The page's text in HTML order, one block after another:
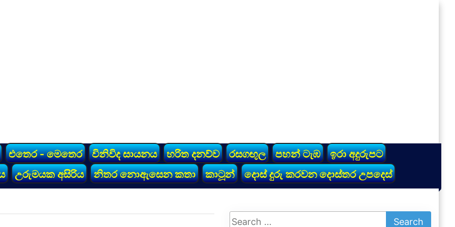
එතෙර - මෙතෙර විනිවිද සායනය හරිත දනව්ව රසගඟුල පහන් ටැඹ
ඉරා අදුරුපට
උරුමයක අසිරිය නිතර නොඇසෙන කතා කාටූන් දොස් දුරු කරවන දොස්තර උපදෙස්